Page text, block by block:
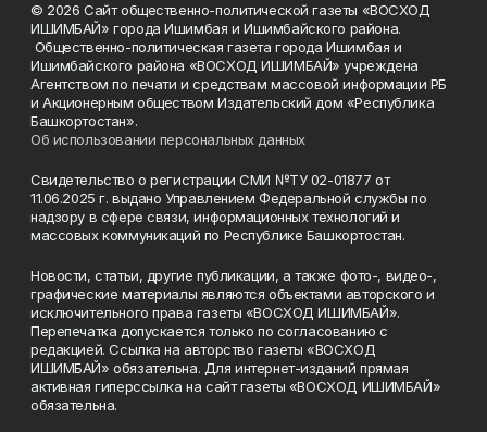
© 2026 Сайт общественно-политической газеты «ВОСХОД
ИШИМБАЙ» города Ишимбая и Ишимбайского района.
Общественно-политическая газета города Ишимбая и
Ишимбайского района «ВОСХОД ИШИМБАЙ» учреждена
Агентством по печати и средствам массовой информации РБ
и Акционерным обществом Издательский дом «Республика
Башкортостан».
Об использовании персональных данных
Свидетельство о регистрации СМИ №ТУ 02-01877 от
11.06.2025 г. выдано Управлением Федеральной службы по
надзору в сфере связи, информационных технологий и
массовых коммуникаций по Республике Башкортостан.
Новости, статьи, другие публикации, а также фото-, видео-,
графические материалы являются объектами авторского и
исключительного права газеты «ВОСХОД ИШИМБАЙ».
Перепечатка допускается только по согласованию с
редакцией. Ссылка на авторство газеты «ВОСХОД
ИШИМБАЙ» обязательна. Для интернет-изданий прямая
активная гиперссылка на сайт газеты «ВОСХОД ИШИМБАЙ»
обязательна.